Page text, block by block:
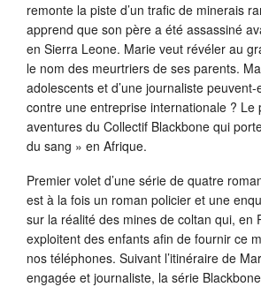
remonte la piste d’un trafic de minerais
apprend que son père a été assassiné
en Sierra Leone. Marie veut révéler au
le nom des meurtriers de ses parents.
adolescents et d’une journaliste
contre une entreprise internationale ? Le
aventures du Collectif Blackbone qui
du sang » en Afrique.
Premier volet d’une série de quatre
est à la fois un roman policier et une
sur la réalité des mines de coltan qui, en
exploitent des enfants afin de fournir ce
nos téléphones. Suivant l’itinéraire de
engagée et journaliste, la série